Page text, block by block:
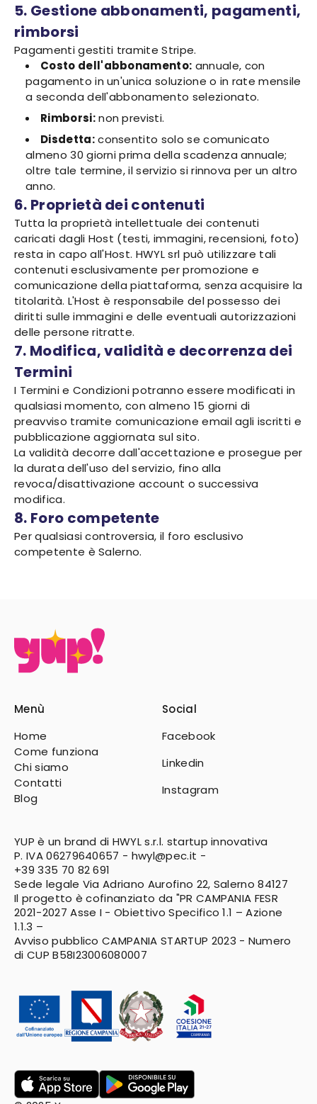
5. Gestione abbonamenti, pagamenti,
rimborsi
Pagamenti gestiti tramite Stripe.
Costo dell'abbonamento: annuale, con
pagamento in un'unica soluzione o in rate mensile
a seconda dell'abbonamento selezionato.
Rimborsi:non previsti.
Disdetta:consentito solo se comunicato
almeno 30 giorni prima della scadenza annuale;
oltre tale termine, il servizio si rinnova per un altro
anno.
6. Proprietà dei contenuti
Tutta la proprietà intellettuale dei contenuti
caricati dagli Host (testi, immagini, recensioni, foto)
resta in capo all'Host. HWYL srl può utilizzare tali
contenuti esclusivamente per promozione e
comunicazione della piattaforma, senza acquisire la
titolarità. L'Host è responsabile del possesso dei
diritti sulle immagini e delle eventuali autorizzazioni
delle persone ritratte.
7. Modifica, validità e decorrenza dei
Termini
I Termini e Condizioni potranno essere modificati in
qualsiasi momento, con almeno 15 giorni di
preavviso tramite comunicazione email agli iscritti e
pubblicazione aggiornata sul sito.
La validità decorre dall'accettazione e prosegue per
la durata dell'uso del servizio, fino alla
revoca/disattivazione account o successiva
modifica.
8. Foro competente
Per qualsiasi controversia, il foro esclusivo
competente è Salerno.
Menù
Home
Come funziona
Chi siamo
Contatti
Blog
Social
Facebook
Linkedin
Instagram
YUP è un brand di HWYL s.r.l. startup innovativa
P. IVA 06279640657 - hwyl@pec.it -
+39 335 70 82 691
Sede legale Via Adriano Aurofino 22, Salerno 84127
Il progetto è cofinanziato da "PR CAMPANIA FESR
2021-2027 Asse I - Obiettivo Specifico 1.1 – Azione
1.1.3 –
Avviso pubblico CAMPANIA STARTUP 2023 - Numero
di CUP B58I23006080007